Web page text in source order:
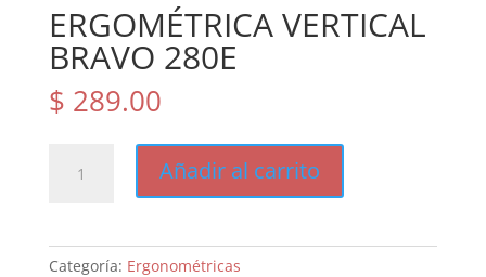
ERGOMÉTRICA VERTICAL
BRAVO 280E
$ 289.00
VERTICAL
Añadir al carrito
Categoría: Ergonométricas